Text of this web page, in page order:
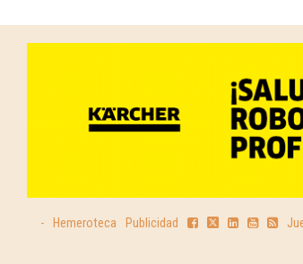
- Hemeroteca Publicidad